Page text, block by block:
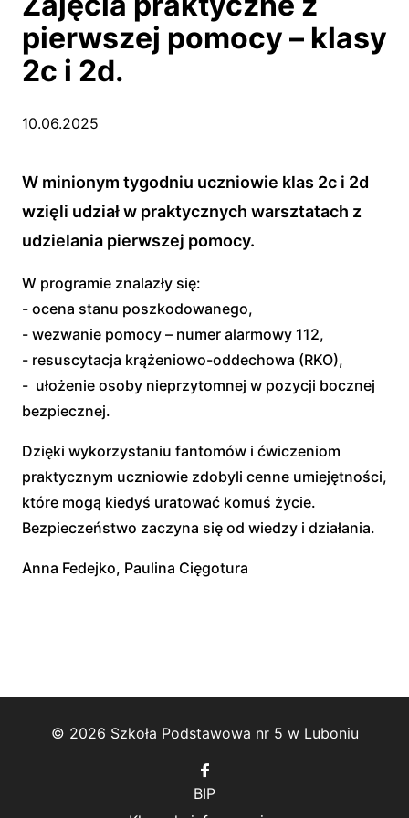
pierwszej pomocy – klasy
2c i 2d.
10.06.2025
W minionym tygodniu uczniowie klas 2c i 2d
wzięli udział w praktycznych warsztatach z
udzielania pierwszej pomocy.
W programie znalazły się:
- ocena stanu poszkodowanego,
- wezwanie pomocy – numer alarmowy 112,
- resuscytacja krążeniowo-oddechowa (RKO),
- ułożenie osoby nieprzytomnej w pozycji bocznej
bezpiecznej.
Dzięki wykorzystaniu fantomów i ćwiczeniom
praktycznym uczniowie zdobyli cenne umiejętności,
które mogą kiedyś uratować komuś życie.
Bezpieczeństwo zaczyna się od wiedzy i działania.
Anna Fedejko, Paulina Cięgotura
© 2026 Szkoła Podstawowa nr 5 w Luboniu
Follow
us
on
BIP